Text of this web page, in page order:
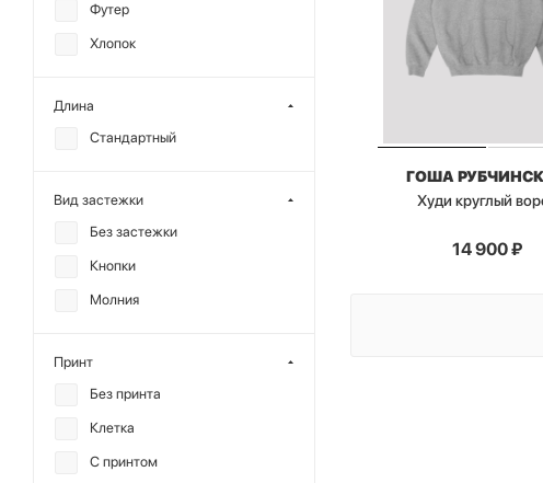
ГОША
Худи круглый
14 900₽
Футер
Хлопок
Длина
Стандартный
Вид застежки
Без застежки
Кнопки
Молния
Принт
Без принта
Клетка
С принтом